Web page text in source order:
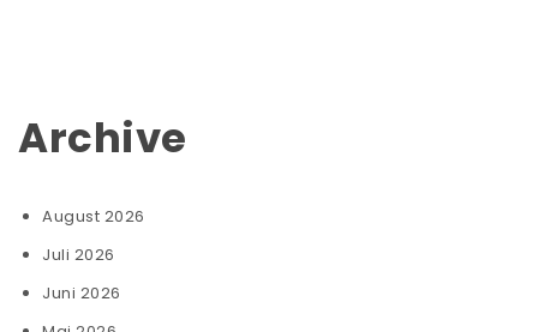
Archive
August 2026
Juli 2026
Juni 2026